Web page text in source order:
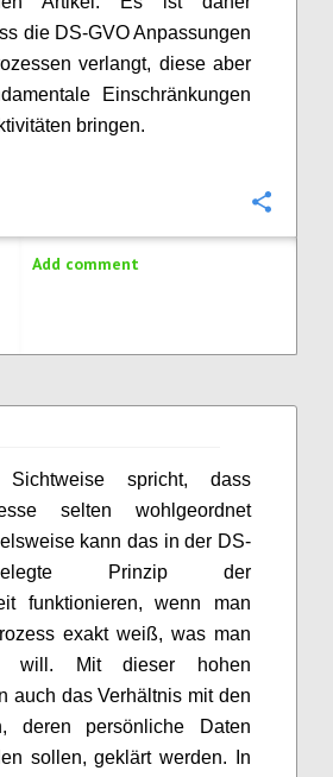
die DS-GVO Anpassungen
verlangt, diese aber
Einschränkungen
bringen.
Add comment
spricht, dass
selten wohlgeordnet
kann das in der DS-
Prinzip der
funktionieren, wenn man
exakt weiß, was man
will. Mit dieser hohen
auch das Verhältnis mit den
deren persönliche Daten
sollen, geklärt werden. In